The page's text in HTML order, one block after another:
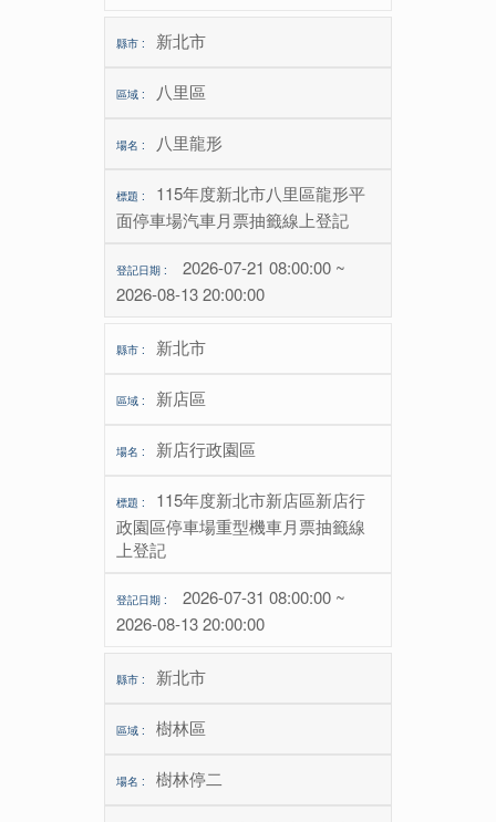
新北市
八里區
八里龍形
115年度新北市八里區龍形平
面停車場汽車月票抽籤線上登記
2026-08-13 20:00:00
新北市
新店區
新店行政園區
115年度新北市新店區新店行
政園區停車場重型機車月票抽籤線
上登記
2026-08-13 20:00:00
新北市
樹林區
樹林停二